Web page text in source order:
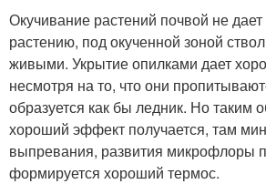
Окучивание растений почвой не
растению, под окученной зоной
живыми. Укрытие опилками дает
несмотря на то, что они
образуется как бы ледник. Но таким
хороший эффект получается, там
выпревания, развития микрофлоры
формируется хороший термос.